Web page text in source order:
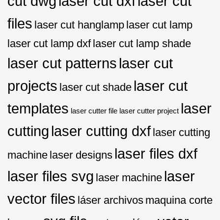
files laser cut hanglamp laser cut lamp
laser cut lamp dxf laser cut lamp shade
laser cut patterns laser cut
projects laser cut shade laser cut
templates laser cutter file laser cutter project laser
cutting laser cutting dxf laser cutting
machine laser designs laser files dxf
laser files svg laser machine laser
vector files láser archivos maquina corte